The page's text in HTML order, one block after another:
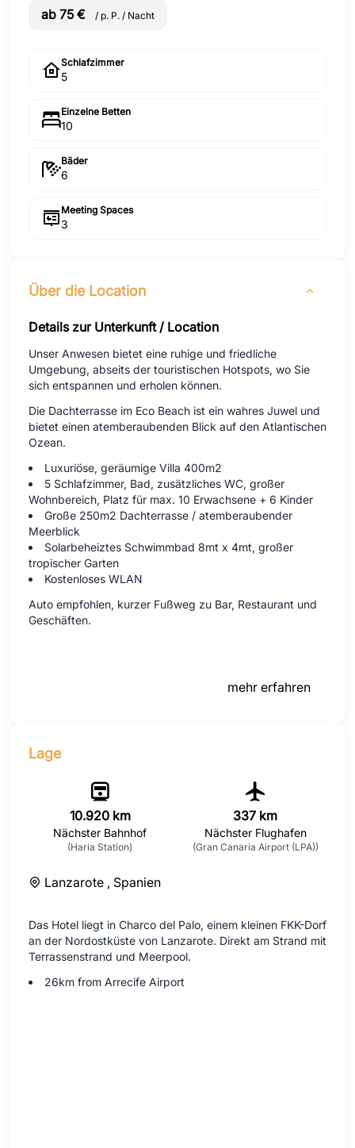
ab 75 € / p. P. / Nacht
Schlafzimmer
5
Einzelne Betten
10
Bäder
6
Meeting Spaces
3
Über die Location
Details zur Unterkunft / Location
Unser Anwesen bietet eine ruhige und friedliche
Umgebung, abseits der touristischen Hotspots, wo Sie
sich entspannen und erholen können.
Die Dachterrasse im Eco Beach ist ein wahres Juwel und
bietet einen atemberaubenden Blick auf den Atlantischen
Ozean.
Luxuriöse, geräumige Villa 400m2
5 Schlafzimmer, Bad, zusätzliches WC, großer
Wohnbereich, Platz für max. 10 Erwachsene + 6 Kinder
Große 250m2 Dachterrasse / atemberaubender
Meerblick
Solarbeheiztes Schwimmbad 8mt x 4mt, großer
tropischer Garten
Kostenloses WLAN
Auto empfohlen, kurzer Fußweg zu Bar, Restaurant und
Geschäften.
mehr erfahren
Lage
10.920 km
Nächster Bahnhof
(Haría Station)
337 km
Nächster Flughafen
(Gran Canaria Airport (LPA))
Lanzarote , Spanien
Das Hotel liegt in Charco del Palo, einem kleinen FKK-Dorf
an der Nordostküste von Lanzarote. Direkt am Strand mit
Terrassenstrand und Meerpool.
26km from Arrecife Airport